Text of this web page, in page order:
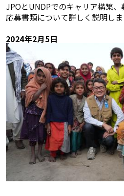
動
JPOとUNDPでのキャリア構築
応募書類について詳しく説明しま
2024年2月5日